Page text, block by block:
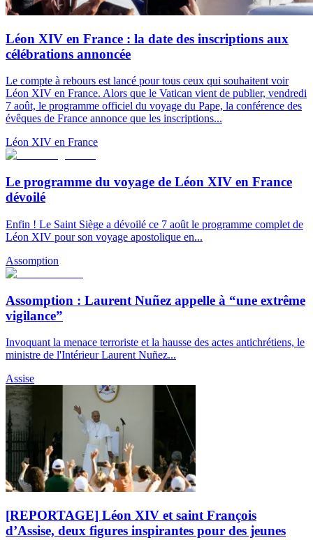
Léon XIV en France : la date des inscriptions aux
célébrations annoncée
Le compte à rebours est lancé pour tous ceux qui souhaitent voir
Léon XIV en France. Alors que le Vatican vient de publier, vendredi
7 août, le programme officiel du voyage du Pape, la conférence des
évêques de France annonce que les inscriptions...
Léon XIV en France
Le programme du voyage de Léon XIV en France
dévoilé
Enfin ! Le Saint Siège a dévoilé ce 7 août le programme complet de
Léon XIV pour son voyage apostolique en...
Assomption
Assomption : Laurent Nuñez appelle à “une extrême
vigilance”
Invoquant la menace terroriste et la hausse des actes antichrétiens, le
ministre de l'Intérieur Laurent Nuñez...
Assise
[REPORTAGE] Léon XIV et saint François
d’Assise, deux figures inspirantes pour des jeunes